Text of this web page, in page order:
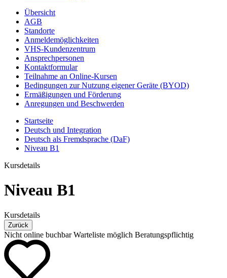
Übersicht
AGB
Standorte
Anmeldemöglichkeiten
VHS-Kundenzentrum
Ansprechpersonen
Kontaktformular
Teilnahme an Online-Kursen
Bedingungen zur Nutzung eigener Geräte (BYOD)
Ermäßigungen und Förderung
Anregungen und Beschwerden
Startseite
Deutsch und Integration
Deutsch als Fremdsprache (DaF)
Niveau B1
Kursdetails
Niveau B1
Kursdetails
Zurück
Nicht online buchbar Warteliste möglich Beratungspflichtig